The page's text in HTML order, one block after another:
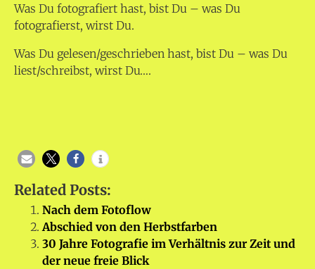
Was Du fotografiert hast, bist Du – was Du
fotografierst, wirst Du.
Was Du gelesen/geschrieben hast, bist Du – was Du
liest/schreibst, wirst Du….
Related Posts:
Nach dem Fotoflow
Abschied von den Herbstfarben
30 Jahre Fotografie im Verhältnis zur Zeit und
der neue freie Blick